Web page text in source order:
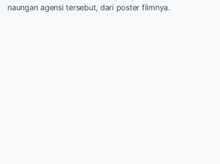
naungan agensi tersebut, dari poster filmnya.